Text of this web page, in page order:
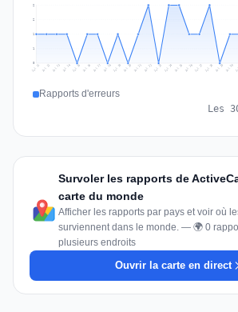
1
1
2
2
Jul 11 Jul 12 Jul 13 Jul 14 Jul 15 Jul 16 Jul 17 Jul 18 Jul 19 Jul 20 Jul 21 Jul 22 Jul 23 Jul 24 Jul 25 Jul 26 Jul 27 Jul 28 Jul 29 Jul 30
Rapports d'erreurs
Les
Survoler les rapports de
carte du monde
Afficher les rapports par pays et voir où
surviennent dans le monde. — 🌍 0
plusieurs endroits
Ouvrir la carte en direct